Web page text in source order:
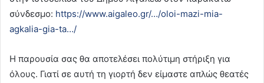
σύνδεσμο: https://www.aigaleo.gr/…/oloi-mazi-mia-
agkalia-gia-ta…/
Η παρουσία σας θα αποτελέσει πολύτιμη στήριξη για
όλους. Γιατί σε αυτή τη γιορτή δεν είμαστε απλώς θεατές